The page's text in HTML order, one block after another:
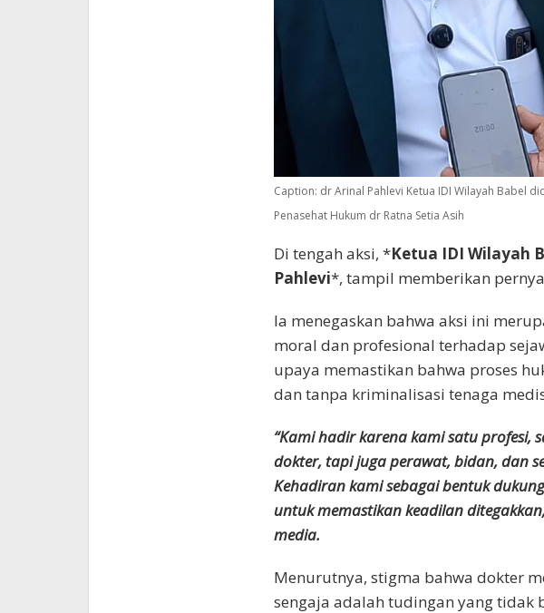
Caption: dr Arinal Pahlevi Ketua IDI Wilayah Babel
Penasehat Hukum dr Ratna Setia Asih
Di tengah aksi, *Ketua IDI Wilayah
Pahlevi*, tampil memberikan
Ia menegaskan bahwa aksi ini
moral dan profesional terhadap
upaya memastikan bahwa proses
dan tanpa kriminalisasi tenaga
“Kami hadir karena kami satu profesi,
dokter, tapi juga perawat, bidan, dan
Kehadiran kami sebagai bentuk
untuk memastikan keadilan
media.
Menurutnya, stigma bahwa dokter
sengaja adalah tudingan yang tidak